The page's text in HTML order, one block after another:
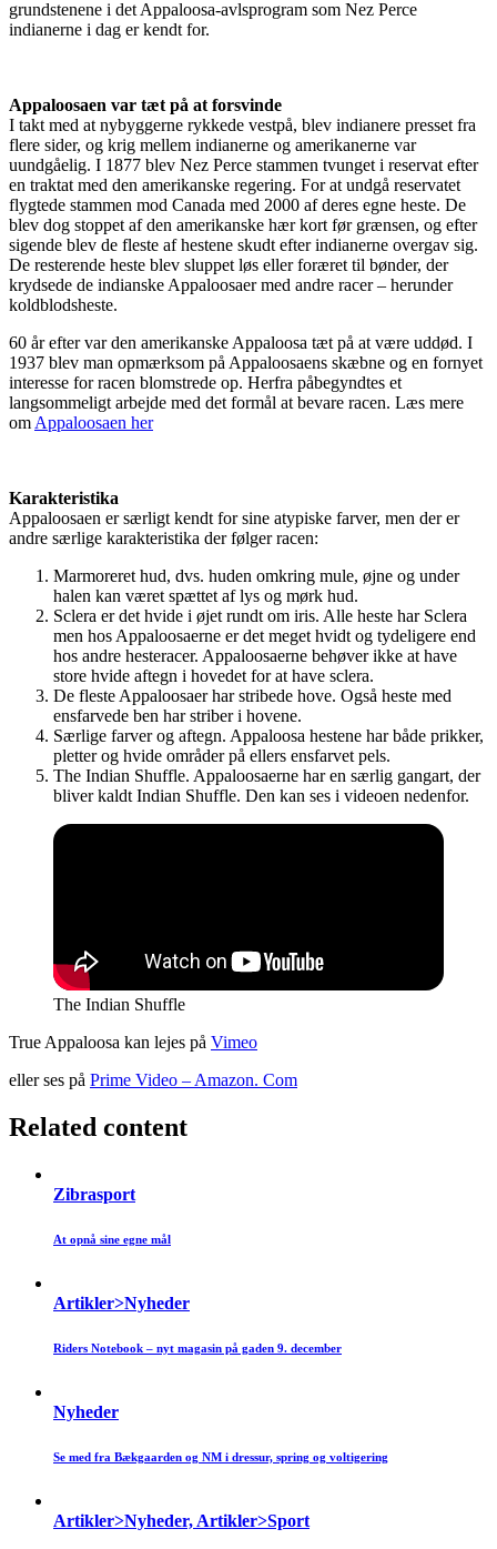
grundstenene i det Appaloosa-avlsprogram som Nez Perce
indianerne i dag er kendt for.
Appaloosaen var tæt på at forsvinde
I takt med at nybyggerne rykkede vestpå, blev indianere presset fra
flere sider, og krig mellem indianerne og amerikanerne var
uundgåelig. I 1877 blev Nez Perce stammen tvunget i reservat efter
en traktat med den amerikanske regering. For at undgå reservatet
flygtede stammen mod Canada med 2000 af deres egne heste. De
blev dog stoppet af den amerikanske hær kort før grænsen, og efter
sigende blev de fleste af hestene skudt efter indianerne overgav sig.
De resterende heste blev sluppet løs eller foræret til bønder, der
krydsede de indianske Appaloosaer med andre racer – herunder
koldblodsheste.
60 år efter var den amerikanske Appaloosa tæt på at være uddød. I
1937 blev man opmærksom på Appaloosaens skæbne og en fornyet
interesse for racen blomstrede op. Herfra påbegyndtes et
langsommeligt arbejde med det formål at bevare racen. Læs mere
om Appaloosaen her
Karakteristika
Appaloosaen er særligt kendt for sine atypiske farver, men der er
andre særlige karakteristika der følger racen:
Marmoreret hud, dvs. huden omkring mule, øjne og under
halen kan været spættet af lys og mørk hud.
Sclera er det hvide i øjet rundt om iris. Alle heste har Sclera
men hos Appaloosaerne er det meget hvidt og tydeligere end
hos andre hesteracer. Appaloosaerne behøver ikke at have
store hvide aftegn i hovedet for at have sclera.
De fleste Appaloosaer har stribede hove. Også heste med
ensfarvede ben har striber i hovene.
Særlige farver og aftegn. Appaloosa hestene har både prikker,
pletter og hvide områder på ellers ensfarvet pels.
The Indian Shuffle. Appaloosaerne har en særlig gangart, der
bliver kaldt Indian Shuffle. Den kan ses i videoen nedenfor.
The Indian Shuffle
True Appaloosa kan lejes på Vimeo
eller ses på Prime Video – Amazon. Com
Related content
Zibrasport
At opnå sine egne mål
Artikler>Nyheder
Riders Notebook – nyt magasin på gaden 9. december
Nyheder
Se med fra Bækgaarden og NM i dressur, spring og voltigering
Artikler>Nyheder, Artikler>Sport